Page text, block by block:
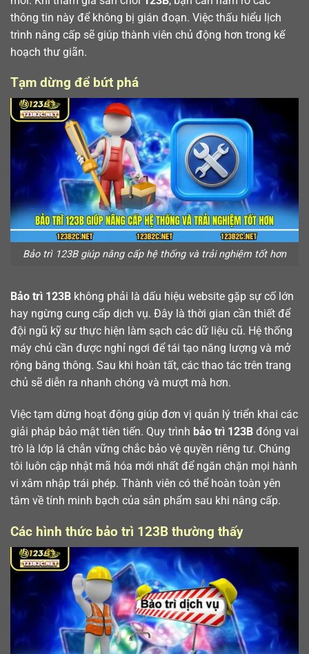
thông tin này để không bị gián đoạn. Việc thấu hiểu lịch
trình nâng cấp sẽ giúp thành viên chủ động hơn trong kế
hoạch thư giãn.
Tạm dừng để bứt phá
Bảo trì 123B giúp nâng cấp hệ thống và trải nghiệm tốt hơn
Bảo trì 123B không phải là dấu hiệu website gặp sự cố lớn
hay ngừng cung cấp dịch vụ. Đây là thời gian cần thiết để
đội ngũ kỹ sư thực hiện làm sạch các dữ liệu cũ. Hệ thống
máy chủ cần được nghỉ ngơi để tái tạo năng lượng và mở
rộng băng thông. Sau khi hoàn tất, các thao tác trên trang
chủ sẽ diễn ra nhanh chóng và mượt mà hơn.
Việc tạm dừng hoạt động giúp đơn vị quản lý triển khai các
giải pháp bảo mật tiên tiến. Quy trình bảo trì 123B đóng vai
trò là lớp lá chắn vững chắc bảo vệ quyền riêng tư. Chúng
tôi luôn cập nhật mã hóa mới nhất để ngăn chặn mọi hành
vi xâm nhập trái phép. Thành viên có thể hoàn toàn yên
tâm về tính minh bạch của sản phẩm sau khi nâng cấp.
Các hình thức bảo trì 123B thường thấy